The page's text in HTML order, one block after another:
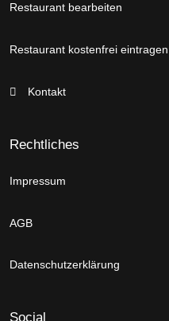
Restaurant bearbeiten
Restaurant kostenfrei eintragen
Kontakt
Rechtliches
Impressum
AGB
Datenschutzerklärung
Social